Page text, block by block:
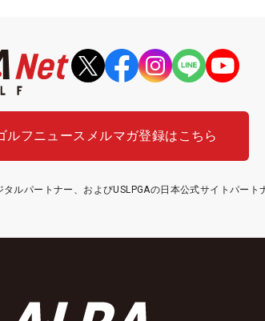
ルフニュース メルマガ登録はこちら
ルパートナー、およびUSLPGAの日本公式サイトパート